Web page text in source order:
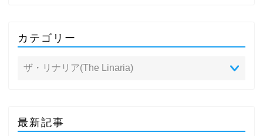
カテゴリー
最新記事